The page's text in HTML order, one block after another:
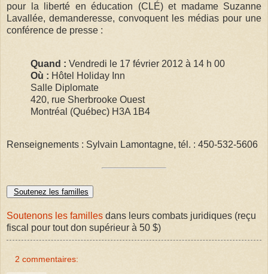
pour la liberté en éducation (CLÉ) et madame Suzanne
Lavallée, demanderesse, convoquent les médias pour une
conférence de presse :
Quand : Vendredi le 17 février 2012 à 14 h 00
Où : Hôtel Holiday Inn
Salle Diplomate
420, rue Sherbrooke Ouest
Montréal (Québec) H3A 1B4
Renseignements : Sylvain Lamontagne, tél. : 450-532-5606
Soutenez les familles
Soutenons les familles dans leurs combats juridiques (reçu
fiscal pour tout don supérieur à 50 $)
2 commentaires: